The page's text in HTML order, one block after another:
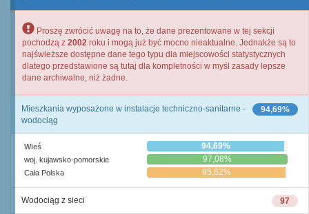
Proszę zwrócić uwagę na to, że dane prezentowane w tej sekcji
pochodzą z 2002 roku i mogą już być mocno nieaktualne. Jednakże są to
najświeższe dostępne dane tego typu dla miejscowości statystycznych
dlatego przedstawione są tutaj dla kompletności w myśl zasady lepsze
dane archiwalne, niż żadne.
94,69%
Mieszkania wyposażone w instalacje techniczno-sanitarne -
wodociąg
Wieś 94,69%
woj. kujawsko-pomorskie 97,08%
Cała Polska 95,62%
97
Wodociąg z sieci